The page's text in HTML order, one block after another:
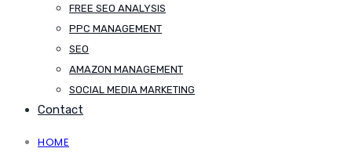
FREE SEO ANALYSIS
PPC MANAGEMENT
SEO
AMAZON MANAGEMENT
SOCIAL MEDIA MARKETING
Contact
HOME